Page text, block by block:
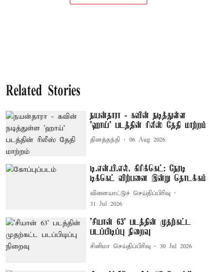
Related Stories
நயன்தாரா - கவின் நடித்துள்ள
'ஹாய்' படத்தின் ரிலீஸ் தேதி மாற்றம்
தினத்தந்தி 06 Aug 2026
டி.என்.பி.எல். கிரிக்கெட்: நேரடி
டிக்கெட் விற்பனை இன்று தொடக்கம்
விளையாட்டுச் செய்திப்பிரிவு
31 Jul 2026
'சியான் 63' படத்தின் முதற்கட்ட
படப்பிடிப்பு நிறைவு
சினிமா செய்திப்பிரிவு 30 Jul 2026